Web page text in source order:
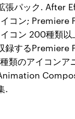
張パック. After
コン; Premiere
コン 200種類以
録するPremiere
類のアイコンア
.